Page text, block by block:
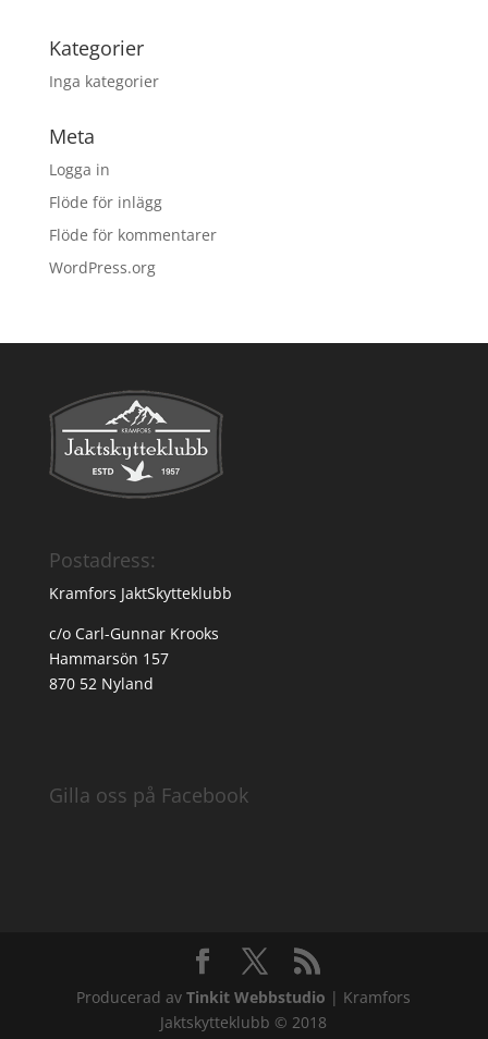
Kategorier
Inga kategorier
Meta
Logga in
Flöde för inlägg
Flöde för kommentarer
WordPress.org
Postadress:
Kramfors JaktSkytteklubb
c/o Carl-Gunnar Krooks
Hammarsön 157
870 52 Nyland
Gilla oss på Facebook
Producerad avTinkit Webbstudio | Kramfors
Jaktskytteklubb © 2018